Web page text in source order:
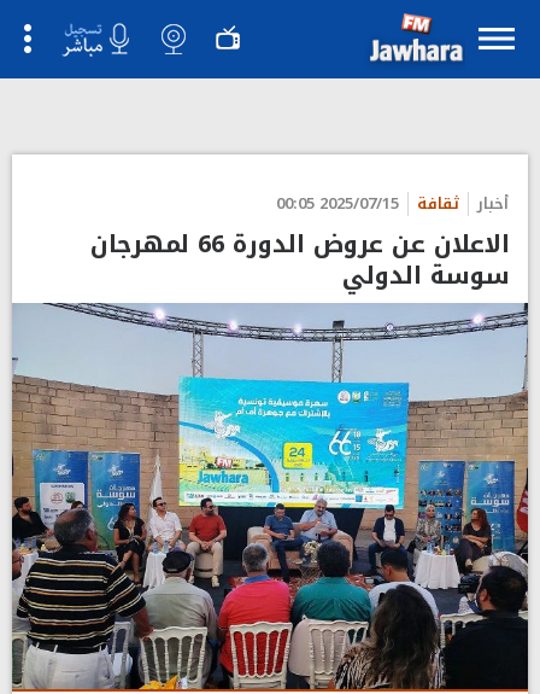
أخبار ثقافة 2025/07/15 00:05
الاعلان عن عروض الدورة 66 لمهرجان
سوسة الدولي